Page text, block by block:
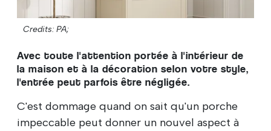
Credits: PA;
Avec toute l'attention portée à l'intérieur de
la maison et à la décoration selon votre style,
l'entrée peut parfois être négligée.
C'est dommage quand on sait qu'un porche
impeccable peut donner un nouvel aspect à